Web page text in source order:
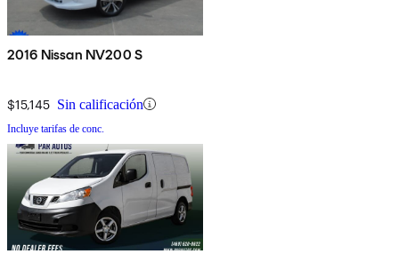
2016 Nissan NV200 S
$15,145 Sin calificación
Incluye tarifas de conc.